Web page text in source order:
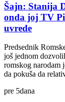
Šajn: Stanija
onda joj TV
uvrede
Predsednik
još jednom
romskog narodam
da pokuša da
pre 5dana